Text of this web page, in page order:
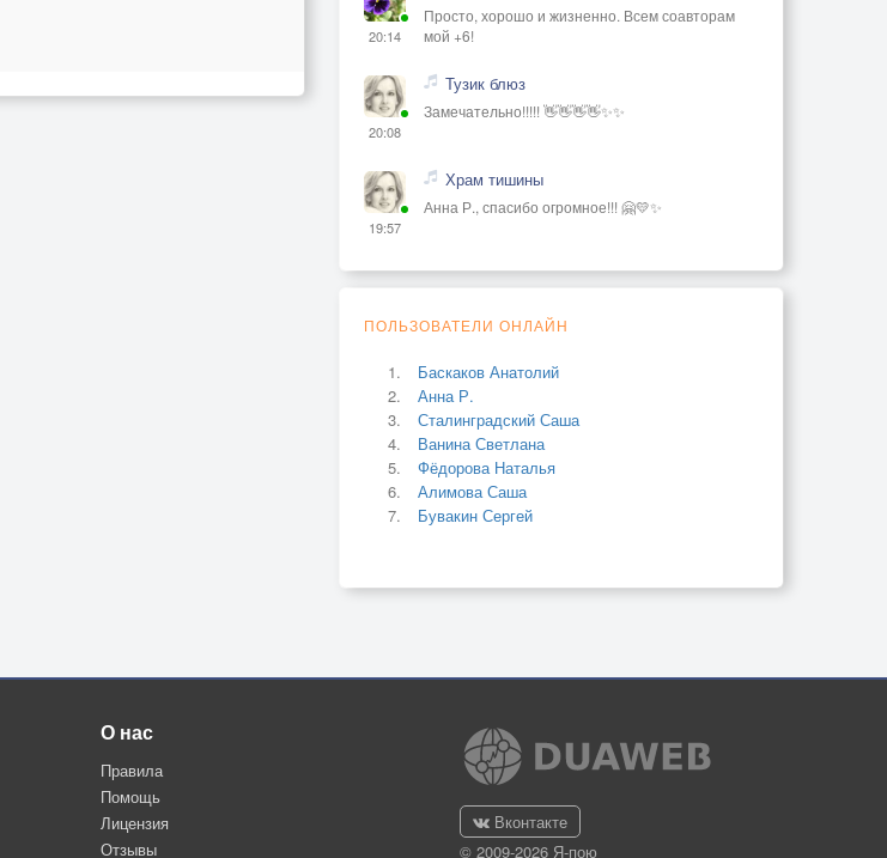
20:14
Просто, хорошо и жизненно. Всем соавторам
мой +6!
20:08
Тузик блюз
Замечательно!!!!! 👋👋👋👋✨✨
19:57
Храм тишины
Анна Р., спасибо огромное!!! 🤗💛✨
ПОЛЬЗОВАТЕЛИ ОНЛАЙН
Баскаков Анатолий
Анна Р.
Сталинградский Саша
Ванина Светлана
Фёдорова Наталья
Алимова Саша
Бувакин Сергей
О нас
Правила
Помощь
Лицензия
Отзывы
Вконтакте
© 2009-2026 Я-пою